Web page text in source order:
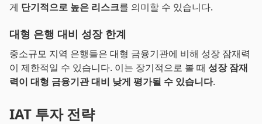
게 단기적으로 높은 리스크를 의미할 수 있습니다.
대형 은행 대비 성장 한계
중소규모 지역 은행들은 대형 금융기관에 비해 성장 잠재력
이 제한적일 수 있습니다. 이는 장기적으로 볼 때 성장 잠재
력이 대형 금융기관 대비 낮게 평가될 수 있습니다.
IAT 투자 전략